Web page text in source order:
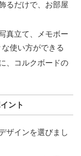
るだけで、お部屋
真立て、メモボー
使い方ができる
、コルクボードの
ント
ザインを選びまし